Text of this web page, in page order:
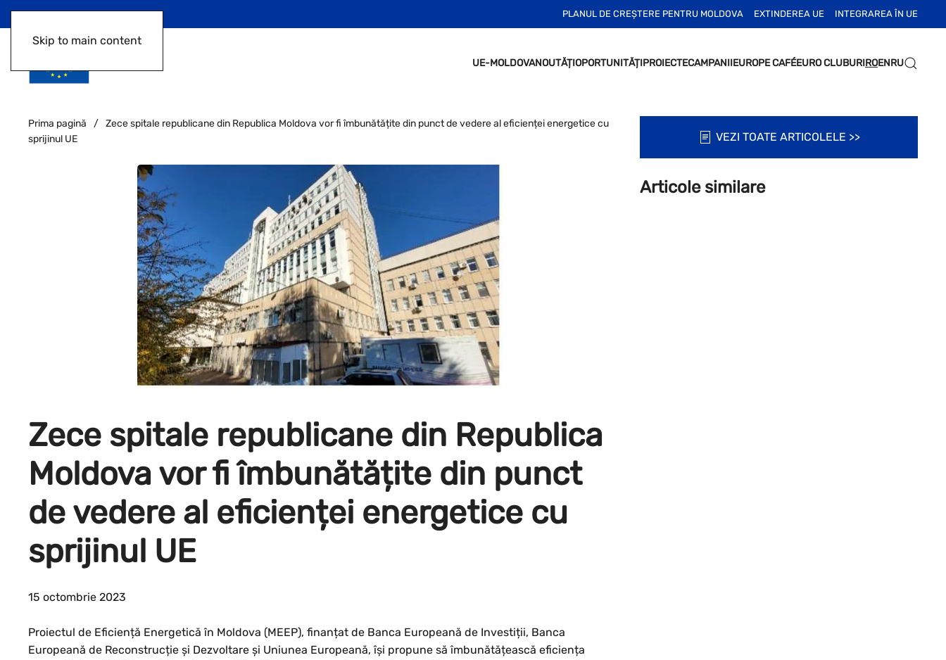
Skip to main content
PLANUL DE CREȘTERE PENTRU MOLDOVA EXTINDEREA UE INTEGRAREA ÎN UE
UE-MOLDOVANOUTĂȚIOPORTUNITĂȚIPROIECTECAMPANIIEUROPE CAFÉEURO CLUBURIROENRU
Prima pagină
Zece spitale republicane din Republica Moldova vor fi îmbunătățite din punct de vedere al eficienței energetice cu
sprijinul UE
Zece spitale republicane din Republica
Moldova vor fi îmbunătățite din punct
de vedere al eficienței energetice cu
sprijinul UE
15 octombrie 2023
Proiectul de Eficiență Energetică în Moldova (MEEP), finanțat de Banca Europeană de Investiții, Banca
Europeană de Reconstrucție și Dezvoltare și Uniunea Europeană, își propune să îmbunătățească eficiența
VEZI TOATE ARTICOLELE >>
Articole similare